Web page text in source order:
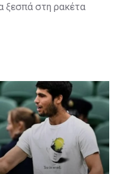
ξεσπά στη ρακέτα